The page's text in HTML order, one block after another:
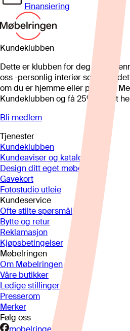
Finansiering
Kundeklubben
Dette er klubben for deg som
oss -personlig interiør som gjør
om du er hjemme eller på hytta.
Kundeklubben og få 25%* på et
Bli medlem
Tjenester
Kundeklubben
Kundeaviser og kataloger
Design ditt eget møbel
Gavekort
Fotostudio utleie
Kundeservice
Ofte stilte spørsmål
Bytte og retur
Reklamasjon
Kjøpsbetingelser
Møbelringen
Om Møbelringen
Våre butikker
Ledige stillinger
Presserom
Merker
Følg oss